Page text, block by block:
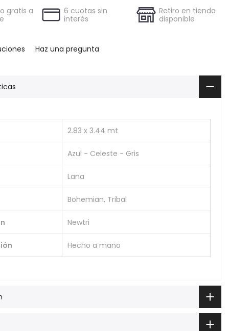
gratis a
6 cuotas sin
interés
Retiro en tienda
disponible
Haz una pregunta
2.83 x 3.44 mt
Azul - Celeste - Gris
Lana
Bohemian, Tribal
Newtri
Hecho a mano